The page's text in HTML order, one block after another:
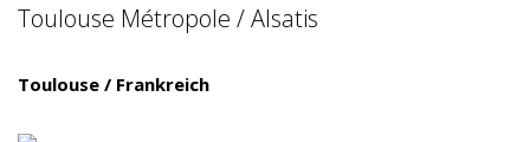
Toulouse Métropole / Alsatis
Toulouse / Frankreich